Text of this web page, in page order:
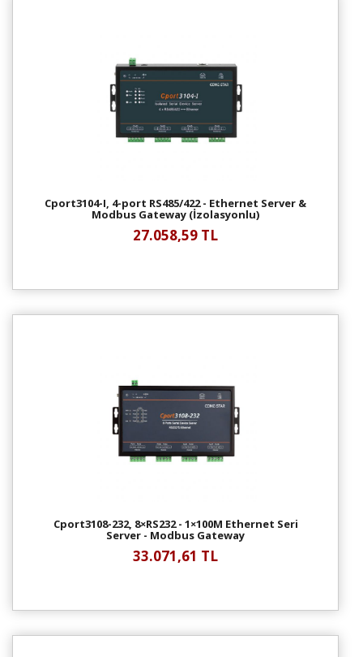
Cport3104-I, 4-port RS485/422 - Ethernet Server &
Modbus Gateway (İzolasyonlu)
27.058,59 TL
Cport3108-232, 8×RS232 - 1×100M Ethernet Seri
Server - Modbus Gateway
33.071,61 TL